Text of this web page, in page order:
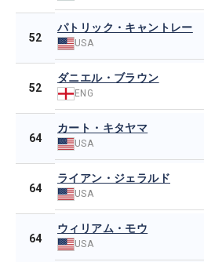
52
パトリック・キャントレー
USA
52
ダニエル・ブラウン
ENG
64
カート・キタヤマ
USA
64
ライアン・ジェラルド
USA
64
ウィリアム・モウ
USA